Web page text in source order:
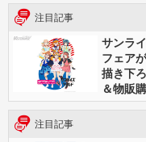
注目記事
サンラ
フェア
描き下
＆物販
注目記事